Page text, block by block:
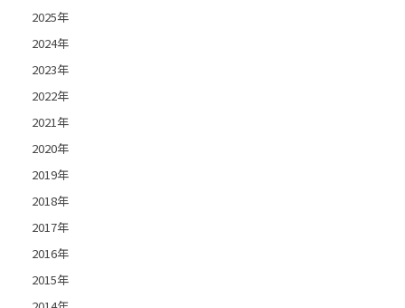
2025年
2024年
2023年
2022年
2021年
2020年
2019年
2018年
2017年
2016年
2015年